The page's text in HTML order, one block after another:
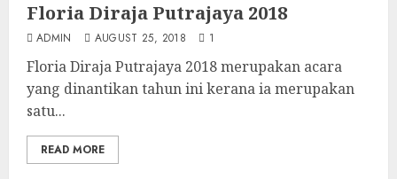
Floria Diraja Putrajaya 2018
ADMIN AUGUST 25, 2018 1
Floria Diraja Putrajaya 2018 merupakan acara
yang dinantikan tahun ini kerana ia merupakan
satu...
READ MORE